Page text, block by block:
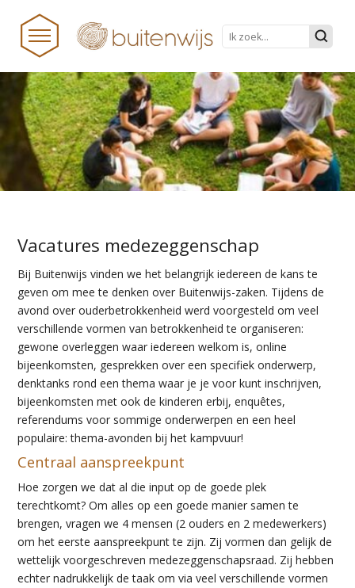
Vacatures medezeggenschap
Bij Buitenwijs vinden we het belangrijk iedereen de kanste
geven om mee te denken over Buitenwijs-zaken. Tijdens de
avond over ouderbetrokkenheid werd voorgesteld om veel
verschillendevormen van betrokkenheid te organiseren:
gewone overleggen waar iedereen welkom is,online
bijeenkomsten, gesprekken over een specifiek onderwerp,
denktanks rond een thema waar je je voor kunt inschrijven,
bijeenkomsten met ook de kinderen erbij,enquêtes,
referendums voor sommige onderwerpen en een heel
populaire: thema-avonden bij het kampvuur!
Centraal aanspreekpunt
Hoe zorgen we dat al die input op de goede plek
terechtkomt? Omallesop een goede manier samen te
brengen, vragen we 4 mensen(2 ouders en 2 medewerkers)
om het eerste aanspreekpunt te zijn. Zij vormen dan gelijk de
wettelijk voorgeschreven medezeggenschapsraad. Zijhebben
echter nadrukkelijk de taak omvia veel verschillende vormen
HOME
NIEUWS
BUITENWIJS
PRAKTISCHE ZAKEN
ONDERWIJS TRANSFORMEERT
DOCUMENTEN
STICHTINGSPROCES